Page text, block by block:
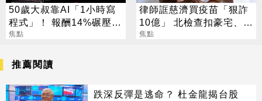
50歲大叔靠AI「1小時寫
程式」！ 報酬14%碾壓標
普 直接辭職去炒股
焦點
律師誆慈濟買疫苗「狠詐
10億」 北檢查扣豪宅、搜
出158公斤黃金
焦點
推薦閱讀
跌深反彈是逃命？ 杜金龍揭台股